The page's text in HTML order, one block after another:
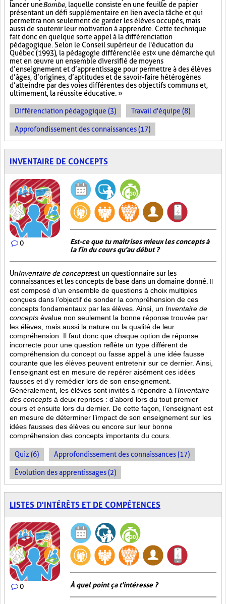
lancer uneBombe, laquelle consiste en une feuille de papier
présentant un défi supplémentaire en lien avec la tâche et qui
permettra non seulement de garder les élèves occupés, mais
aussi de soutenir leur motivation à apprendre. Cette technique
fait donc en quelque sorte appel à la différenciation
pédagogique. Selon le Conseil supérieur de l'éducation du
Québec (1993), la pédagogie différenciée est « une démarche qui
met en œuvre un ensemble diversifié de moyens
d’enseignement et d’apprentissage pour permettre à des élèves
d’âges, d’origines, d’aptitudes et de savoir-faire hétérogènes
d’atteindre par des voies différentes des objectifs communs et,
ultimement, la réussite éducative. »
Différenciation pédagogique (3) Travail d'équipe (8)
Approfondissement des connaissances (17)
INVENTAIRE DE CONCEPTS
0
Est-ce que tu maitrises mieux les concepts à
la fin du cours qu'au début ?
UnInventaire de conceptsest un questionnaire sur les
connaissances et les concepts de base dans un domaine donné. Il
est composé d’un ensemble de questions à choix multiples
conçues dans l’objectif de sonder la compréhension de ces
concepts fondamentaux par les élèves. Ainsi, un Inventaire de
concepts évalue non seulement la bonne réponse trouvée par
les élèves, mais aussi la nature ou la qualité de leur
compréhension. Il faut donc que chaque option de réponse
incorrecte pour une question reflète un type différent de
compréhension du concept ou fasse appel à une idée fausse
courante que les élèves peuvent entretenir sur ce dernier. Ainsi,
l’enseignant est en mesure de repérer aisément ces idées
fausses et d’y remédier lors de son enseignement.
Généralement, les élèves sont invités à répondre à l’Inventaire
des concepts à deux reprises : d’abord lors du tout premier
cours et ensuite lors du dernier. De cette façon, l’enseignant est
en mesure de déterminer l’impact de son enseignement sur les
idées fausses des élèves ou encore sur leur bonne
compréhension des concepts importants du cours.
Quiz (6) Approfondissement des connaissances (17)
Évolution des apprentissages (2)
LISTES D'INTÉRÊTS ET DE COMPÉTENCES
0 À quel point ça t'intéresse ?